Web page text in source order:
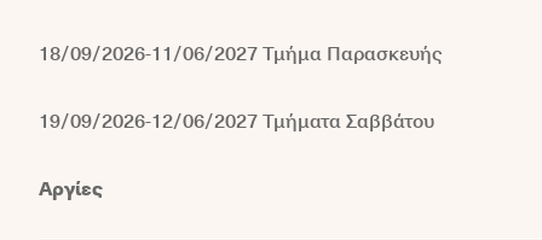
18/09/2026-11/06/2027 Τμήμα Παρασκευής
19/09/2026-12/06/2027 Τμήματα Σαββάτου
Αργίες